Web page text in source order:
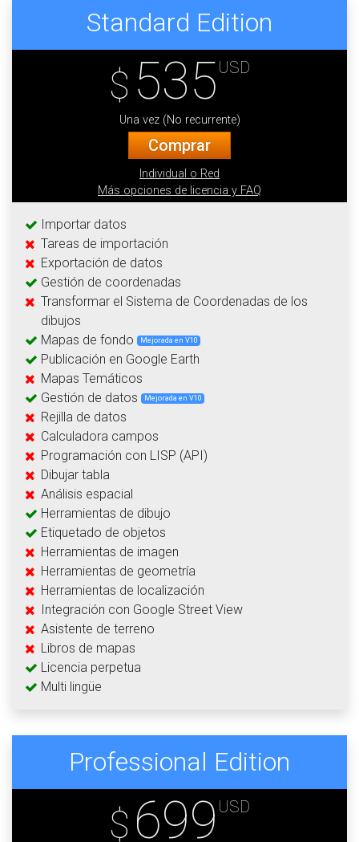
Standard Edition
$ 535 USD
Una vez (No recurrente)
Comprar
Individual o Red
Más opciones de licencia y FAQ
Importar datos
Tareas de importación
Exportación de datos
Gestión de coordenadas
Transformar el Sistema de Coordenadas de los
dibujos
Mapas de fondo
Mejorada en V10
Publicación en Google Earth
Mapas Temáticos
Gestión de datos
Mejorada en V10
Rejilla de datos
Calculadora campos
Programación con LISP (API)
Dibujar tabla
Análisis espacial
Herramientas de dibujo
Etiquetado de objetos
Herramientas de imagen
Herramientas de geometría
Herramientas de localización
Integración con Google Street View
Asistente de terreno
Libros de mapas
Licencia perpetua
Multi lingüe
Professional Edition
$ 699 USD